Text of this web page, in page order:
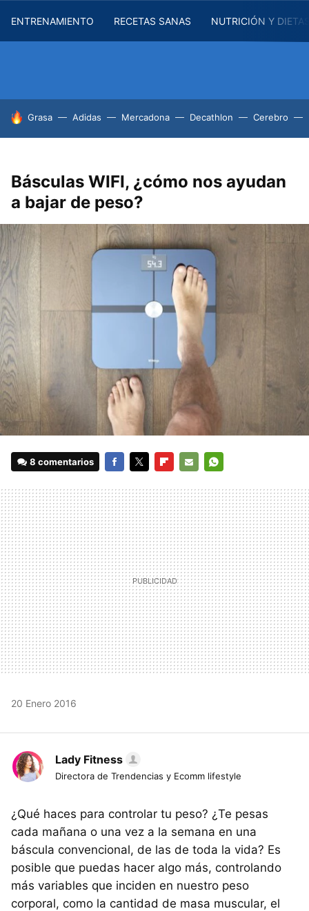
ENTRENAMIENTO RECETAS SANAS NUTRICIÓN Y
HOY SE HABLA DE
Grasa Adidas Mercadona Decathlon Cerebro
Básculas WIFI, ¿cómo nos ayudan
a bajar de peso?
8 comentarios
MAIL
20 Enero 2016
Lady Fitness
Directora de Trendencias y Ecomm lifestyle
¿Qué haces para controlar tu peso? ¿Te pesas
cada mañana o una vez a la semana en una
báscula convencional, de las de toda la vida? Es
posible que puedas hacer algo más, controlando
más variables que inciden en nuestro peso
corporal, como la cantidad de masa muscular, el